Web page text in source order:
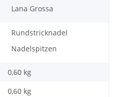
Lana Grossa
Rundstricknadel
Nadelspitzen
0,60 kg
0,60 kg